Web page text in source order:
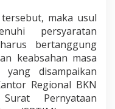
maka usul
persyaratan
bertanggung
keabsahan masa
disampaikan
Regional BKN
Pernyataan